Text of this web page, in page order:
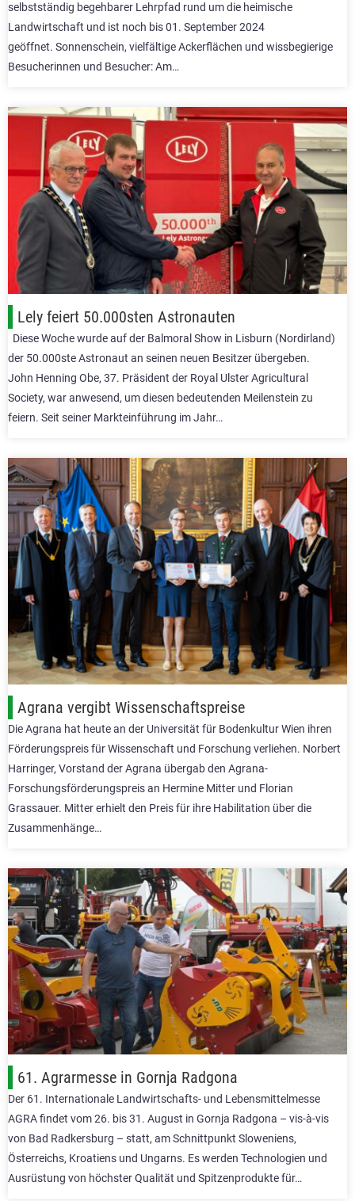
selbstständig begehbarer Lehrpfad rund um die heimische
Landwirtschaft und ist noch bis 01. September 2024
geöffnet. Sonnenschein, vielfältige Ackerflächen und wissbegierige
Besucherinnen und Besucher: Am…
Lely feiert 50.000sten Astronauten
Diese Woche wurde auf der Balmoral Show in Lisburn (Nordirland)
der 50.000ste Astronaut an seinen neuen Besitzer übergeben.
John Henning Obe, 37. Präsident der Royal Ulster Agricultural
Society, war anwesend, um diesen bedeutenden Meilenstein zu
feiern. Seit seiner Markteinführung im Jahr…
Agrana vergibt Wissenschaftspreise
Die Agrana hat heute an der Universität für Bodenkultur Wien ihren
Förderungspreis für Wissenschaft und Forschung verliehen. Norbert
Harringer, Vorstand der Agrana übergab den Agrana-
Forschungsförderungspreis an Hermine Mitter und Florian
Grassauer. Mitter erhielt den Preis für ihre Habilitation über die
Zusammenhänge…
61. Agrarmesse in Gornja Radgona
Der 61. Internationale Landwirtschafts- und Lebensmittelmesse
AGRA findet vom 26. bis 31. August in Gornja Radgona – vis-à-vis
von Bad Radkersburg – statt, am Schnittpunkt Sloweniens,
Österreichs, Kroatiens und Ungarns. Es werden Technologien und
Ausrüstung von höchster Qualität und Spitzenprodukte für…